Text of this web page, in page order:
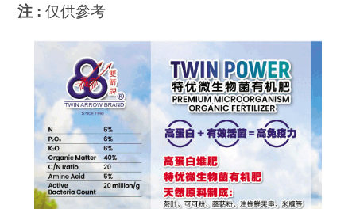
注 : 仅供參考